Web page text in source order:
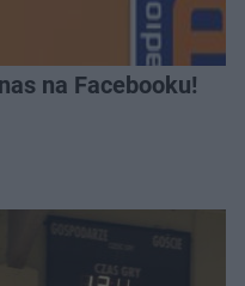
na Facebooku!